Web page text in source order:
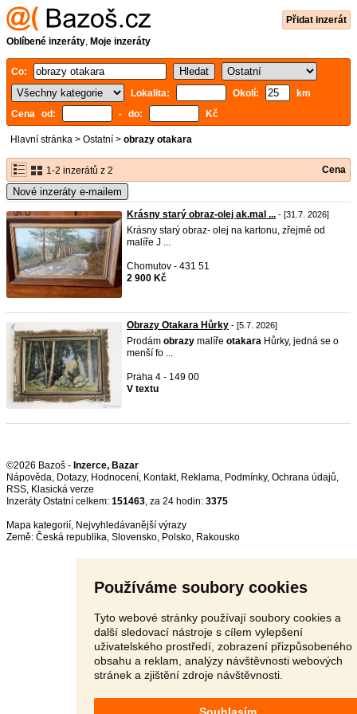
Používáme soubory cookies
Tyto webové stránky používají soubory cookies a
další sledovací nástroje s cílem vylepšení
uživatelského prostředí, zobrazení přizpůsobeného
obsahu a reklam, analýzy návštěvnosti webových
stránek a zjištění zdroje návštěvnosti.
Souhlasím
Přidat inzerát
Oblíbené inzeráty, Moje inzeráty
Co:
Lokalita:
Okolí:
km
Cena od:
- do: Kč
Hlavní stránka > Ostatní > obrazy otakara
1-2 inzerátů z 2 Cena
Nové inzeráty e-mailem
Krásny starý obraz-olej ak.mal ... - [31.7. 2026]
Krásny starý obraz- olej na kartonu, zřejmě od
malíře J ...
Chomutov - 431 51
2 900 Kč
Obrazy Otakara Hůrky - [5.7. 2026]
Prodám obrazy malíře otakara Hůrky, jedná se o
menší fo ...
Praha 4 - 149 00
V textu
©2026 Bazoš - Inzerce, Bazar
Nápověda, Dotazy, Hodnocení, Kontakt, Reklama, Podmínky, Ochrana údajů,
RSS,
Inzeráty Ostatní celkem: 151463, za 24 hodin: 3375
Mapa kategorií, Nejvyhledávanější výrazy
Země: Česká republika, Slovensko, Polsko, Rakousko